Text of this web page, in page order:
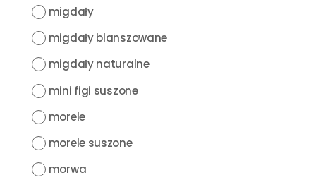
migdały
migdały blanszowane
migdały naturalne
mini figi suszone
morele
morele suszone
morwa